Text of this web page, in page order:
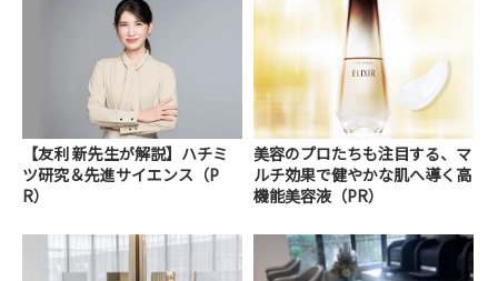
【友利 新先生が解説】ハチミ
ツ研究＆先進サイエンス（P
R）
美容のプロたちも注目する、マ
ルチ効果で健やかな肌へ導く高
機能美容液（PR）